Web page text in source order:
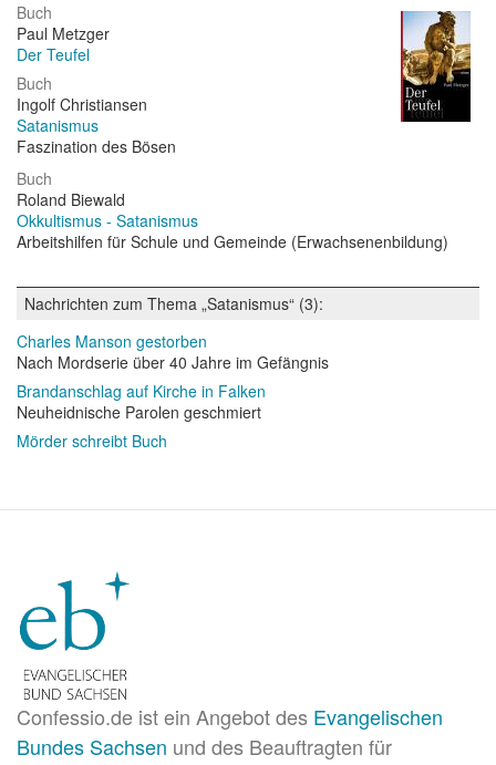
Buch
Paul Metzger
Der Teufel
Buch
Ingolf Christiansen
Satanismus
Faszination des Bösen
Buch
Roland Biewald
Okkultismus - Satanismus
Arbeitshilfen für Schule und Gemeinde (Erwachsenenbildung)
Nachrichten zum Thema „Satanismus“ (3):
Charles Manson gestorben
Nach Mordserie über 40 Jahre im Gefängnis
Brandanschlag auf Kirche in Falken
Neuheidnische Parolen geschmiert
Mörder schreibt Buch
Confessio.de ist ein Angebot des Evangelischen
Bundes Sachsen und des Beauftragten für